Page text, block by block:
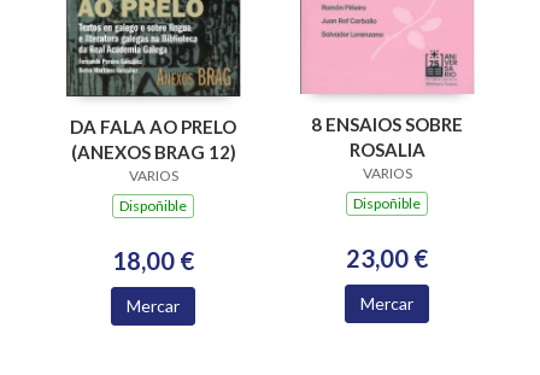
DA FALA AO PRELO
(ANEXOS BRAG 12)
VARIOS
Dispoñible
18,00 €
Mercar
8 ENSAIOS SOBRE
ROSALIA
VARIOS
Dispoñible
23,00 €
Mercar